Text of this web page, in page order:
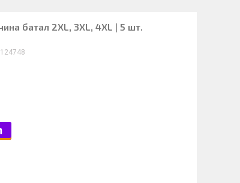
батал 2XL, 3XL, 4XL | 5 шт.
124748